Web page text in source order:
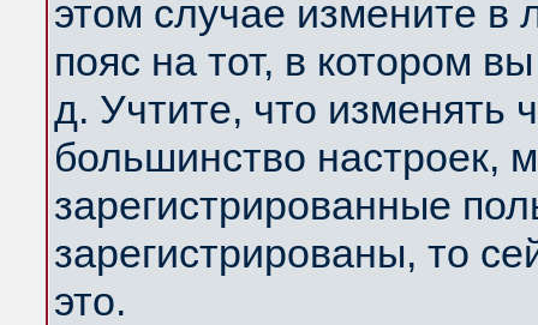
этом случае измените в
пояс на тот, в котором
д. Учтите, что изменять
большинство настроек,
зарегистрированные
зарегистрированы, то
это.